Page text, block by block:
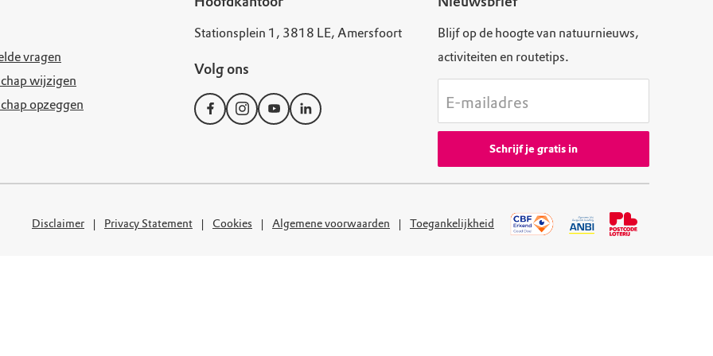
vragen
wijzigen
opzeggen
Stationsplein 1, 3818 LE, Amersfoort
Volg ons
Blijf op de hoogte van natuurnieuws,
activiteiten en routetips.
E-mailadres
Schrijf je gratis in
Disclaimer Privacy Statement Cookies Algemene voorwaarden Toegankelijkheid